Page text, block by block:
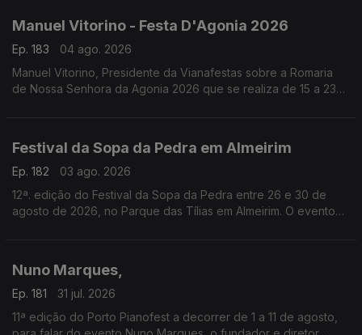
Manuel Vitorino - Festa D'Agonia 2026
Ep. 183
04 ago. 2026
Manuel Vitorino, Presidente da Vianafestas sobre a Romaria
de Nossa Senhora da Agonia 2026 que se realiza de 15 a 23
Festival da Sopa da Pedra em Almeirim
Ep. 182
03 ago. 2026
12ª. edição do Festival da Sopa da Pedra entre 26 e 30 de
agosto de 2026, no Parque das Tílias em Almeirim. O evento
O grão-confrade Luís Manso da Confraria Gastronómica de
Almeirim fala sobre este símbolo da gastronomia.
Nuno Marques,
Ep. 181
31 jul. 2026
11ª edição do Porto Pianofest a decorrer de 1 a 11 de agosto,